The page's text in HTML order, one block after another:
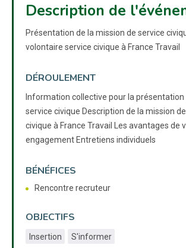
Description de
Présentation de la mission de service
volontaire service civique à France Travail
DÉROULEMENT
Information collective pour la présentation
service civique Description de la mission
civique à France Travail Les avantages de
engagement Entretiens individuels
BÉNÉFICES
Rencontre recruteur
OBJECTIFS
Insertion S'informer